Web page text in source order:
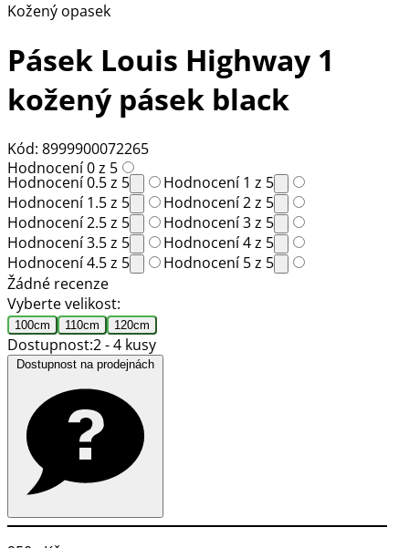
Kožený opasek
Pásek Louis Highway 1
kožený pásek black
Kód: 8999900072265
Hodnocení 0 z 5
Hodnocení 0.5 z 5
Hodnocení 1 z 5
Hodnocení 1.5 z 5
Hodnocení 2 z 5
Hodnocení 2.5 z 5
Hodnocení 3 z 5
Hodnocení 3.5 z 5
Hodnocení 4 z 5
Hodnocení 4.5 z 5
Hodnocení 5 z 5
Žádné recenze
Vyberte velikost:
100cm 110cm 120cm
Dostupnost:2 - 4 kusy